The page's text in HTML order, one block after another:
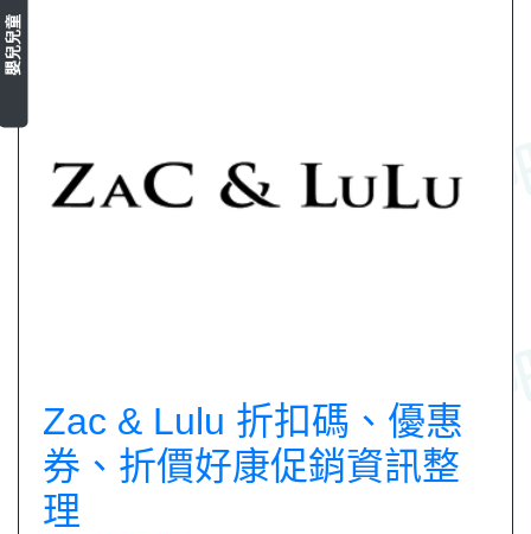
嬰兒兒童
Zac & Lulu 折扣碼、優惠
券、折價好康促銷資訊整
理